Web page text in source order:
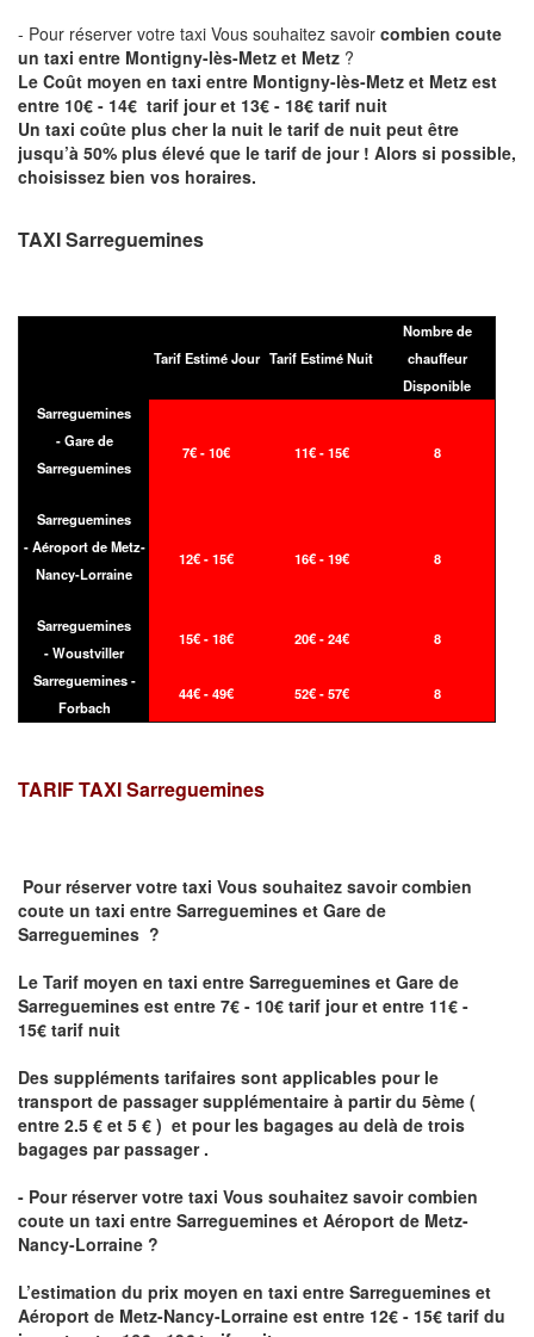
- Pour réserver votre taxi Vous souhaitez savoir combien coute
un taxi entre Montigny-lès-Metz et Metz ?
Le Coût moyen en taxi entre Montigny-lès-Metz et Metz est
entre 10€ - 14€ tarif jour et 13€ - 18€ tarif nuit
Un taxi coûte plus cher la nuit le tarif de nuit peut être
jusqu’à 50% plus élevé que le tarif de jour ! Alors si possible,
choisissez bien vos horaires.
TAXI Sarreguemines
Tarif Estimé Jour Tarif Estimé Nuit
Nombre de
chauffeur
Disponible
Sarreguemines
- Gare de
Sarreguemines
7€ - 10€ 11€ - 15€ 8
Sarreguemines
- Aéroport de Metz-
Nancy-Lorraine
12€ - 15€ 16€ - 19€ 8
Sarreguemines
- Woustviller
15€ - 18€ 20€ - 24€ 8
Sarreguemines -
Forbach
44€ - 49€ 52€ - 57€ 8
TARIF TAXISarreguemines
Pour réserver votre taxi Vous souhaitez savoircombien
coute un taxi entre Sarreguemines et Gare de
Sarreguemines ?
Le Tarif moyen en taxi entre Sarreguemines et Gare de
Sarreguemines est entre 7€ - 10€ tarif jour et entre 11€ -
15€ tarif nuit
Des suppléments tarifaires sont applicables pour le
transport de passager supplémentaire à partir du 5ème (
entre 2.5 € et 5 € ) et pour les bagages au delà de trois
bagages par passager .
- Pour réserver votre taxi Vous souhaitez savoircombien
coute un taxi entre Sarreguemines et Aéroport de Metz-
Nancy-Lorraine ?
L’estimation du prix moyen en taxi entre Sarreguemines et
Aéroport de Metz-Nancy-Lorraine est entre 12€ - 15€ tarif du